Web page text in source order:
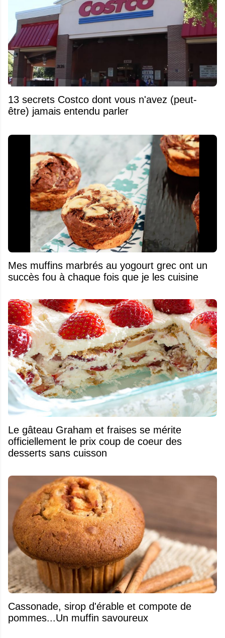
13 secrets Costco dont vous n'avez (peut-
être) jamais entendu parler
Mes muffins marbrés au yogourt grec ont un
succès fou à chaque fois que je les cuisine
Le gâteau Graham et fraises se mérite
officiellement le prix coup de coeur des
desserts sans cuisson
​Cassonade, sirop d'érable et compote de
pommes...Un muffin savoureux